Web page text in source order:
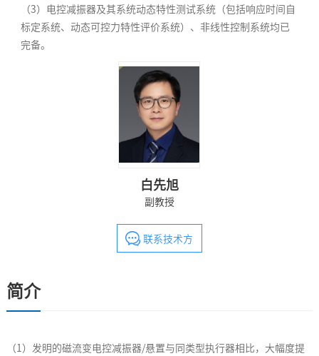
（3）电控减振器及其系统动态特性测试系统（包括响应时间自
标定系统、动态可控力特性评价系统）、非线性控制系统均已
完备。
联系技术方
白先旭
副教授
简介
（ 1 ）发明的磁流变电控减振器/悬置与同类型执行器相比，大幅度提